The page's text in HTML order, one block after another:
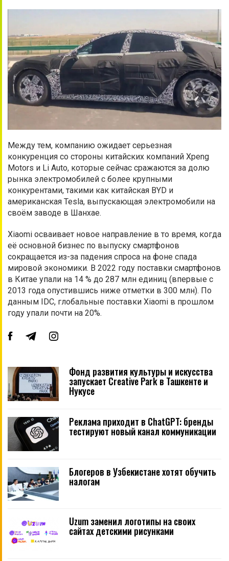
Между тем, компанию ожидает серьезная
конкуренция со стороны китайских компаний Xpeng
Motors и Li Auto, которые сейчас сражаются за долю
рынка электромобилей с более крупными
конкурентами, такими как китайская BYD и
американская Tesla, выпускающая электромобили на
своём заводе в Шанхае.
Xiaomi осваивает новое направление в то время, когда
её основной бизнес по выпуску смартфонов
сокращается из-за падения спроса на фоне спада
мировой экономики. В 2022 году поставки смартфонов
в Китае упали на 14 % до 287 млн единиц (впервые с
2013 года опустившись ниже отметки в 300 млн). По
данным IDC, глобальные поставки Xiaomi в прошлом
году упали почти на 20%.
Фонд развития культуры и искусства
запускает Creative Park в Ташкенте и
Нукусе
Реклама приходит в ChatGPT: бренды
тестируют новый канал коммуникации
Блогеров в Узбекистане хотят обучить
налогам
Uzum заменил логотипы на своих
сайтах детскими рисунками